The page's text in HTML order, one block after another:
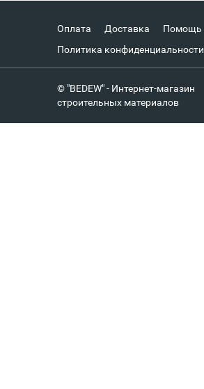
Оплата Доставка Помощь
Политика конфиденциальности
© "BEDEW" - Интернет-магазин
строительных материалов